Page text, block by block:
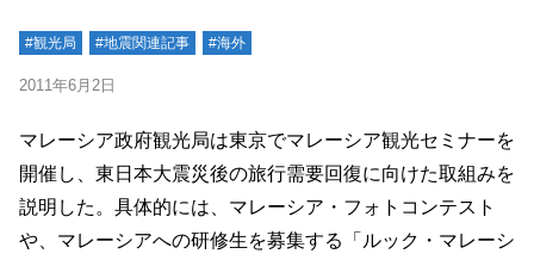
#観光局 #地震関連記事 #海外
2011年6月2日
マレーシア政府観光局は東京でマレーシア観光セミナーを
開催し、東日本大震災後の旅行需要回復に向けた取組みを
説明した。具体的には、マレーシア・フォトコンテスト
や、マレーシアへの研修生を募集する「ルック・マレーシ